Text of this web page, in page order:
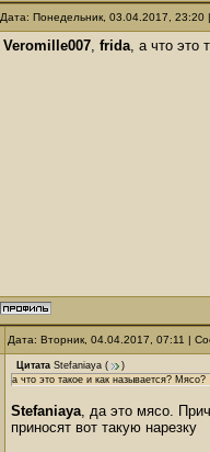
Дата: Понедельник, 03.04.2017,
Veromille007, frida, а что это
Дата: Вторник, 04.04.2017, 07:11 |
Цитата Stefaniaya (
)
а что это такое и как называется? Мясо?
Stefaniaya, да это мясо.
приносят вот такую нарезку